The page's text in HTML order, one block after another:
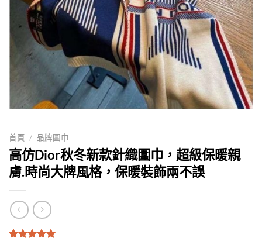
首頁 / 品牌圍巾
高仿Dior秋冬新款針織圍巾，超級保暖親
膚.時尚大牌風格，保暖裝飾兩不誤